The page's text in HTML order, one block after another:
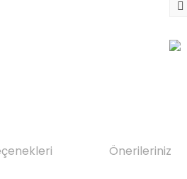
Önerileriniz